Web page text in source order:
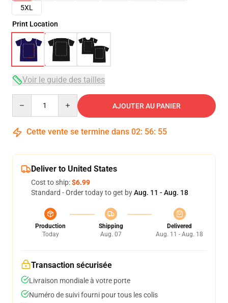
5XL
Print Location
Voir le guide des tailles
AJOUTER AU PANIER
Cette vente se termine dans 02: 56: 54
Deliver to United States
Cost to ship:$6.99
Standard - Order today to get byAug. 11 - Aug. 18
Production
Today
Shipping
Aug. 07
Delivered
Aug. 11 - Aug. 18
Transaction sécurisée
Livraison mondiale à votre porte
Numéro de suivi fourni pour tous les colis